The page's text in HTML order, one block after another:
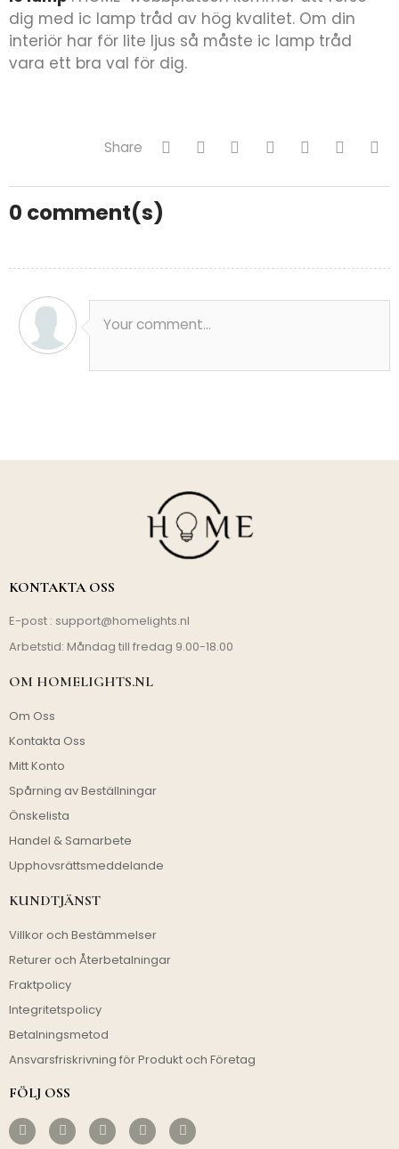
dig med ic lamp tråd av hög kvalitet. Om din
interiör har för lite ljus så måste ic lamp tråd
vara ett bra val för dig.
Share
0 comment(s)
Your comment...
KONTAKTA OSS
E-post : support@homelights.nl
Arbetstid: Måndag till fredag 9.00-18.00
OM HOMELIGHTS.NL
Om Oss
Kontakta Oss
Mitt Konto
Spårning av Beställningar
Önskelista
Handel & Samarbete
Upphovsrättsmeddelande
KUNDTJÄNST
Villkor och Bestämmelser
Returer och Återbetalningar
Fraktpolicy
Integritetspolicy
Betalningsmetod
Ansvarsfriskrivning för Produkt och Företag
FÖLJ OSS